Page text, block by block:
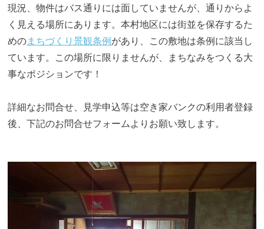
現況、物件はバス通りには面していませんが、通りからよ
く見える場所にあります。本村地区には街並を保存するた
めのまちづくり景観条例 があり、この敷地は条例に該当し
ています。この場所に限りませんが、まちなみをつくる大
事なポジションです！
詳細なお問合せ、見学申込等は空き家バンクの利用者登録
後、下記のお問合せフォームよりお願い致します。